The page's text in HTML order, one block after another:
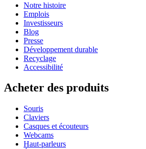
Notre histoire
Emplois
Investisseurs
Blog
Presse
Développement durable
Recyclage
Accessibilité
Acheter des produits
Souris
Claviers
Casques et écouteurs
Webcams
Haut-parleurs